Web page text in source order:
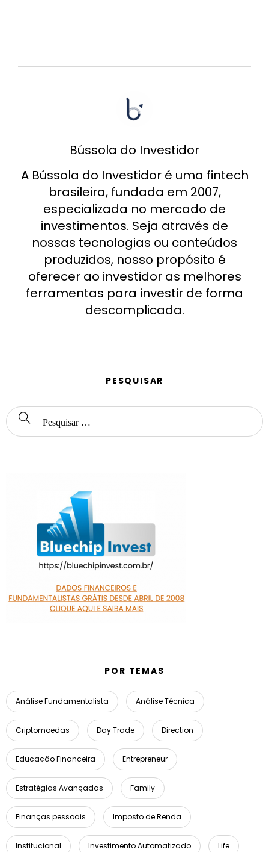
Bússola do Investidor
A Bússola do Investidor é uma fintech
brasileira, fundada em 2007,
especializada no mercado de
investimentos. Seja através de
nossas tecnologias ou conteúdos
produzidos, nosso propósito é
oferecer ao investidor as melhores
ferramentas para investir de forma
descomplicada.
PESQUISAR
POR TEMAS
Análise Fundamentalista Análise Técnica
Criptomoedas Day Trade Direction
Educação Financeira Entrepreneur
Estratégias Avançadas Family
Finanças pessoais Imposto de Renda
Institucional Investimento Automatizado Life